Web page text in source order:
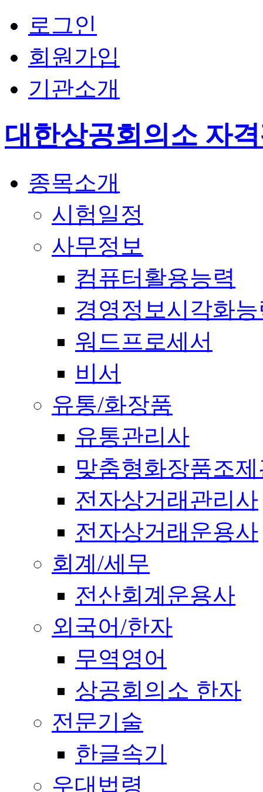
로그인
회원가입
기관소개
대한상공회의소 자
종목소개
시험일정
사무정보
컴퓨터활용능력
경영정보시각화
워드프로세서
비서
유통/화장품
유통관리사
맞춤형화장품조
전자상거래관리사
전자상거래운용사
회계/세무
전산회계운용사
외국어/한자
무역영어
상공회의소 한자
전문기술
한글속기
우대법령